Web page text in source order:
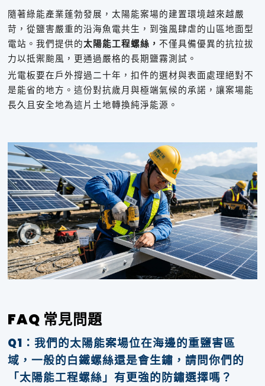
隨著綠能產業蓬勃發展，太陽能案場的建置環境越來越嚴
苛，從鹽害嚴重的沿海魚電共生，到強風肆虐的山區地面型
電站。我們提供的太陽能工程螺絲， 不僅具備優異的抗拉拔
力以抵禦颱風，更通過嚴格的長期鹽霧測試。
光電板要在戶外撐過二十年，扣件的選材與表面處理絕對不
是能省的地方。這份對抗歲月與極端氣候的承諾，讓案場能
長久且安全地為這片土地轉換純淨能源。
FAQ 常見問題
Q1：我們的太陽能案場位在海邊的重鹽害區
域，一般的白鐵螺絲還是會生鏽，請問你們的
「太陽能工程螺絲」有更強的防鏽選擇嗎？